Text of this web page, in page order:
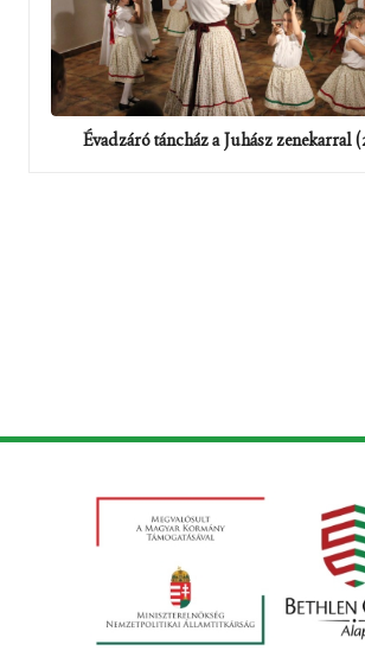
Évadzáró táncház a Juhász zenekarral